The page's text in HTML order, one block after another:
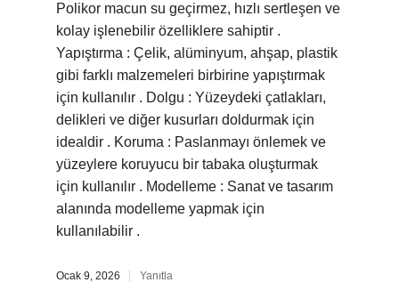
Polikor macun su geçirmez, hızlı sertleşen ve
kolay işlenebilir özelliklere sahiptir .
Yapıştırma : Çelik, alüminyum, ahşap, plastik
gibi farklı malzemeleri birbirine yapıştırmak
için kullanılır . Dolgu : Yüzeydeki çatlakları,
delikleri ve diğer kusurları doldurmak için
idealdir . Koruma : Paslanmayı önlemek ve
yüzeylere koruyucu bir tabaka oluşturmak
için kullanılır . Modelleme : Sanat ve tasarım
alanında modelleme yapmak için
kullanılabilir .
Ocak 9, 2026 Yanıtla